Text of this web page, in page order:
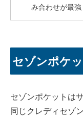
み合わせが最強
セゾンポケ
セゾンポケットは
同じクレディセゾン